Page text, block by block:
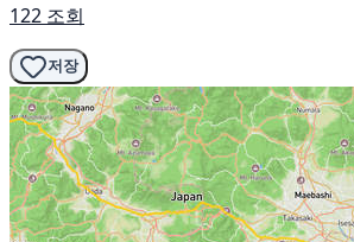
122 조회
저장